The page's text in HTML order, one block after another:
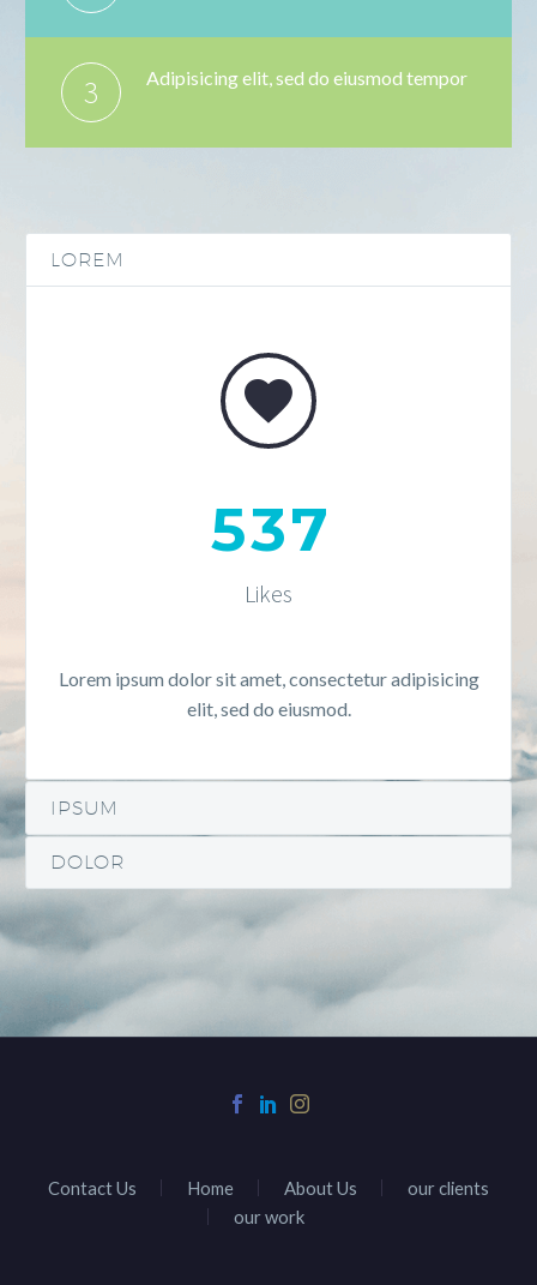
3 Adipisicing elit, sed do eiusmod tempor
LOREM


537
Likes
Lorem ipsum dolor sit amet, consectetur adipisicing
elit, sed do eiusmod.
IPSUM
DOLOR
Contact Us Home About Us
our clients
our work